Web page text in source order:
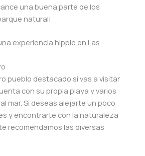
una buena parte de los
natural!
experiencia hippie en Las
pueblo destacado si vas a visitar
con su propia playa y varios
mar. Si deseas alejarte un poco
y encontrarte con la naturaleza
recomendamos las diversas